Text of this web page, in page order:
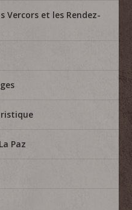
Vercors et les Rendez-
Paz